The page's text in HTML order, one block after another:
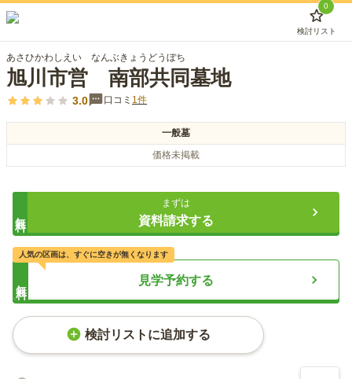
0
検討リスト
あさひかわしえい なんぶきょうどうぼち
旭川市営 南部共同墓地
3.0 口コミ 1件
一般墓
価格未掲載
まずは
資料請求する
見学予約する
人気の区画は、すぐに空きが無くなります
検討リストに追加する